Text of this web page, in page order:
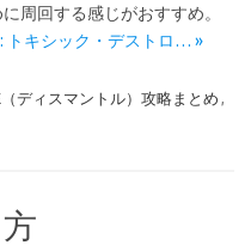
周回する感じがおすすめ。
トキシック・デストロ… »
（ディスマントル）攻略まとめ ,